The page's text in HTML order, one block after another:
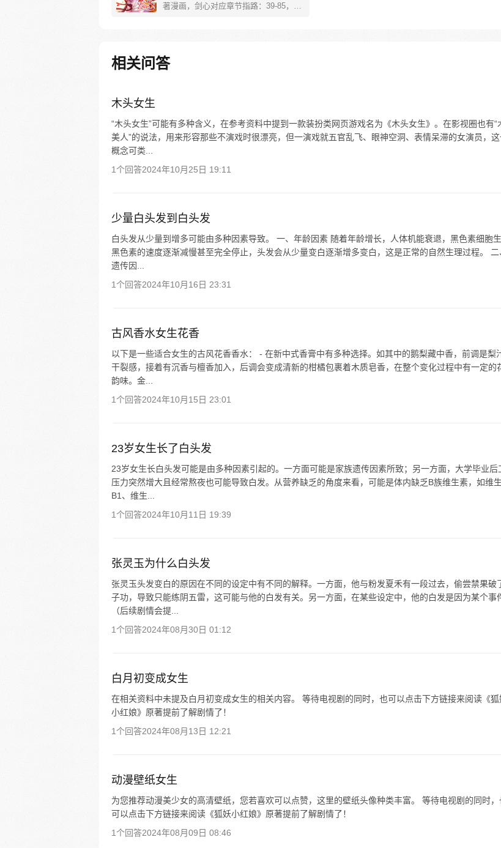
著漫画，剑心对应章节指路：39-85，淮
新。）
相关问答
木头女生
“木头女生”可能有多种含义，在参考资料中提到一款装扮类网页游戏名为《木头女生》。在影视圈也有“
美人”的说法，用来形容那些不演戏时很漂亮，但一演戏就五官乱飞、眼神空洞、表情呆滞的女演员，
概念可类...
1个回答2024年10月25日 19:11
少量白头发到白头发
白头发从少量到增多可能由多种因素导致。 一、年龄因素 随着年龄增长，人体机能衰退，黑色素细胞
黑色素的速度逐渐减慢甚至完全停止，头发会从少量变白逐渐增多变白，这是正常的自然生理过程。 二
遗传因...
1个回答2024年10月16日 23:31
古风香水女生花香
以下是一些适合女生的古风花香香水： - 在新中式香膏中有多种选择。如其中的鹅梨藏中香，前调是梨
干裂感，接着有沉香与檀香加入，后调会变成清新的柑橘包裹着木质皂香，在整个变化过程中有一定的
韵味。金...
1个回答2024年10月15日 23:01
23岁女生长了白头发
23岁女生长白头发可能是由多种因素引起的。一方面可能是家族遗传因素所致；另一方面，大学毕业后
压力突然增大且经常熬夜也可能导致白发。从营养缺乏的角度来看，可能是体内缺乏B族维生素，如维
B1、维生...
1个回答2024年10月11日 19:39
张灵玉为什么白头发
张灵玉头发变白的原因在不同的设定中有不同的解释。一方面，他与粉发夏禾有一段过去，偷尝禁果破
子功，导致只能练阴五雷，这可能与他的白发有关。另一方面，在某些设定中，他的白发是因为某个事
（后续剧情会提...
1个回答2024年08月30日 01:12
白月初变成女生
在相关资料中未提及白月初变成女生的相关内容。 等待电视剧的同时，也可以点击下方链接来阅读《狐
小红娘》原著提前了解剧情了！
1个回答2024年08月13日 12:21
动漫壁纸女生
为您推荐动漫美少女的高清壁纸，您若喜欢可以点赞，这里的壁纸头像种类丰富。 等待电视剧的同时，
可以点击下方链接来阅读《狐妖小红娘》原著提前了解剧情了！
1个回答2024年08月09日 08:46